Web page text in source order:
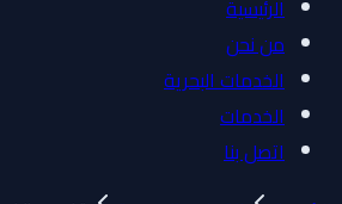
الرئيسية
من نحن
الخدمات البحرية
الخدمات
اتصل بنا